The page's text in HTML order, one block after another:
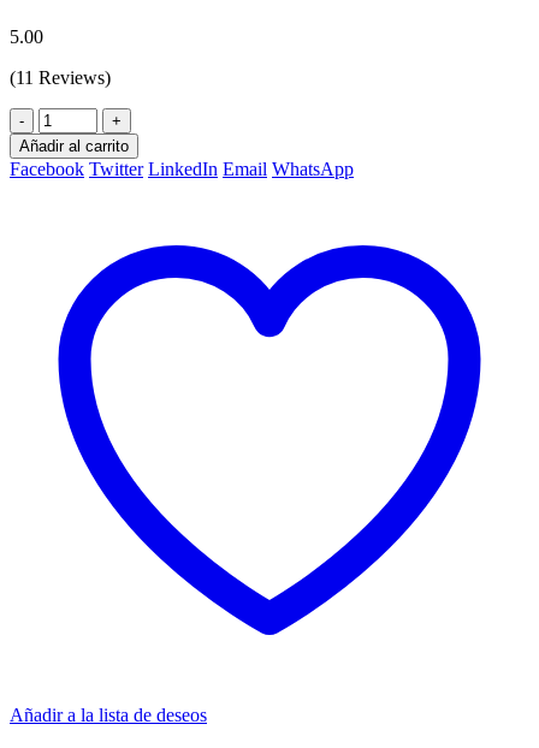
5.00
(11 Reviews)
-
+
Añadir al carrito
Facebook Twitter LinkedIn Email WhatsApp
Añadir a la lista de deseos